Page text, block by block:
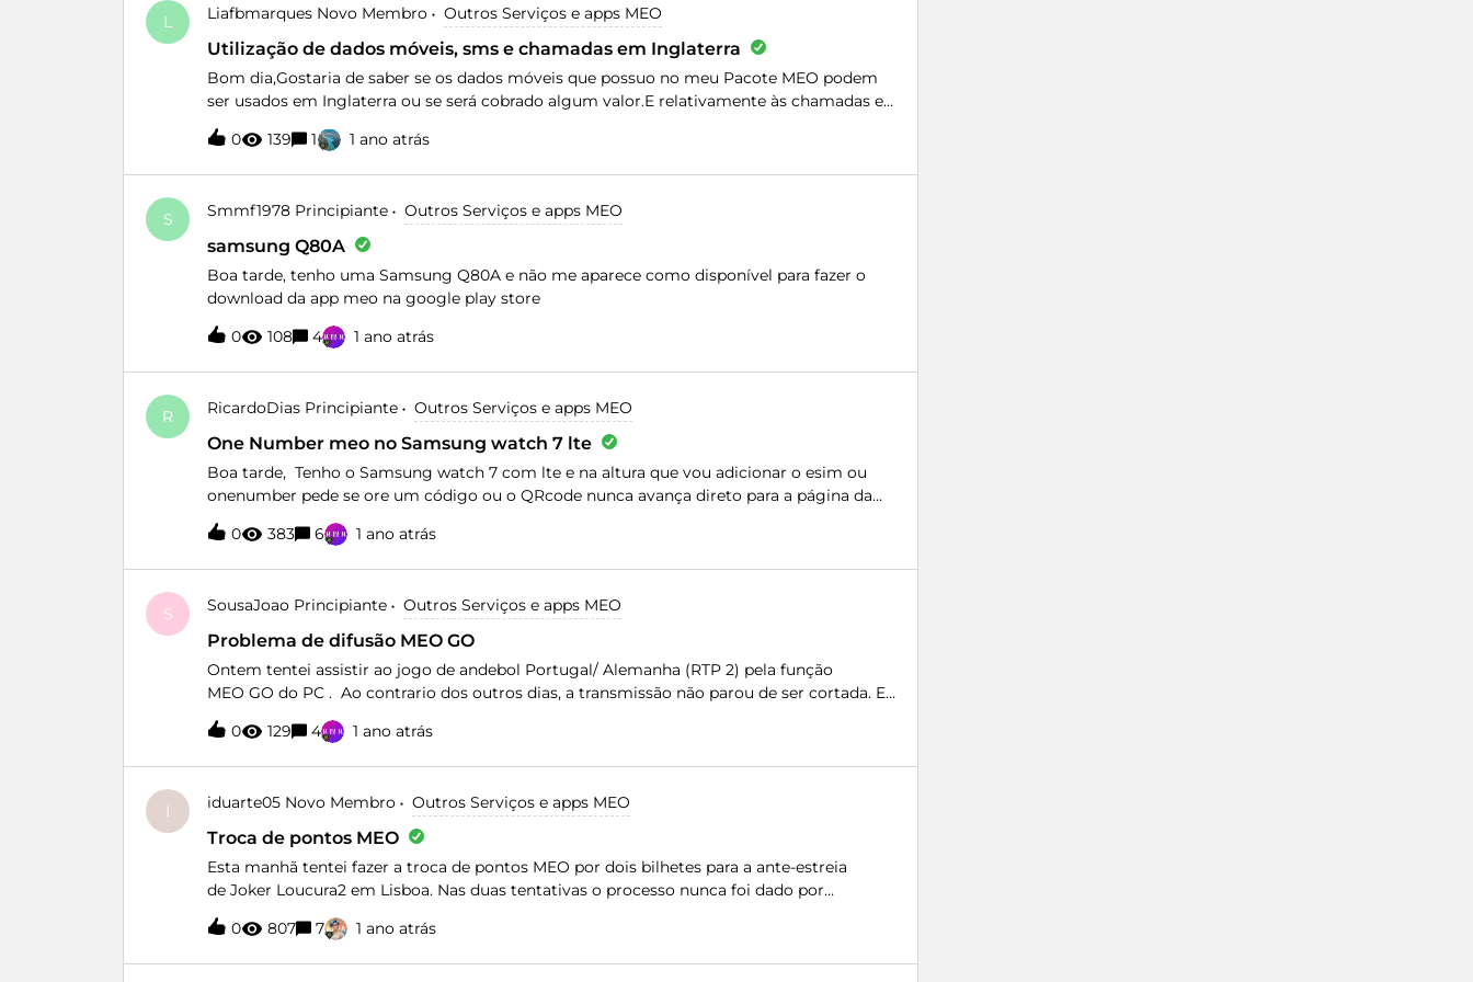
problema.Cumprimentos
L Liafbmarques Novo Membro Outros Serviços e apps MEO
Utilização de dados móveis, sms e chamadas em Inglaterra
Bom dia,Gostaria de saber se os dados móveis que possuo no meu Pacote MEO podem
ser usados em Inglaterra ou se será cobrado algum valor.E relativamente às chamadas e
SMS, cobram mais algum valor?ObrigadaLiliana Marques
0 139 1 1 ano atrás
S Smmf1978 Principiante Outros Serviços e apps MEO
samsung Q80A
Boa tarde, tenho uma Samsung Q80A e não me aparece como disponível para fazer o
download da app meo na google play store
0
108 4 1 ano atrás
R RicardoDias Principiante Outros Serviços e apps MEO
One Number meo no Samsung watch 7 lte
Boa tarde, Tenho o Samsung watch 7 com lte e na altura que vou adicionar o esim ou
onenumber pede se ore um código ou o QRcode nunca avança direto para a página da
MEO. Alguém já conseguiu ?
0 383 6 1 ano atrás
S SousaJoao Principiante Outros Serviços e apps MEO
Problema de difusão MEO GO
Ontem tentei assistir ao jogo de andebol Portugal/ Alemanha (RTP 2) pela função
MEO GO do PC . Ao contrario dos outros dias, a transmissão não parou de ser cortada. E
com muito tempo de espera para recuperar a linha. E lamentavel e desagradavel quando
isto nos acontece.Para informação, estou num pais da UE Não sei se mais alguém teve
que suportar este problmema.Se a falha é causada por uma sobrecarga de ligações,
0 129 4 1 ano atrás
I iduarte05 Novo Membro Outros Serviços e apps MEO
Troca de pontos MEO
Esta manhã tentei fazer a troca de pontos MEO por dois bilhetes para a ante-estreia
de Joker Loucura2 em Lisboa. Nas duas tentativas o processo nunca foi dado por
concluido, aparecendo a seguinte mensagem “neste momento não é possivel concluir a
sua compra por favor tente mais tarde”. Para meu espanto recebo passado minutos
2xSMS da MEO a dizer que a troca foi efetuada com sucesso e descontaram os pontos
0 807 7 1 ano atrás